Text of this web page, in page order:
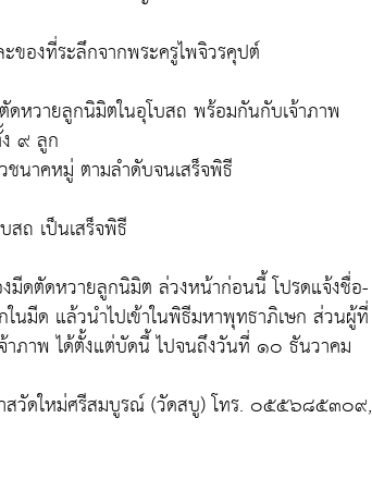
องที่ระลึกจากพระครูไพจิวรคุปต์
หวายลูกนิมิตในอุโบสถ พร้อมกันกับเจ้าภาพ
๙ ลูก
นาคหมู่ ตามลำดับจนเสร็จพิธี
ถ เป็นเสร็จพิธี
มีดตัดหวายลูกนิมิต ล่วงหน้าก่อนนี้ โปรดแจ้งชื่อ-
นมีด แล้วนำไปเข้าในพิธีมหาพุทธาภิเษก ส่วนผู้ที่
จ้าภาพ ได้ตั้งแต่บัดนี้ ไปจนถึงวันที่ ๑๐ ธันวาคม
สวัดใหม่ศรีสมบูรณ์ (วัดสบู) โทร. ๐๕๕๖๘๕๓๐๙,